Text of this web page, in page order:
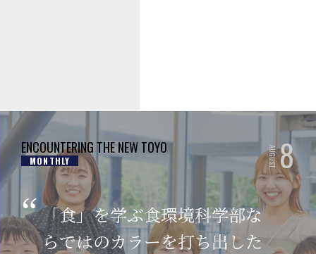
ENCOUNTERING THE NEW TOYO
MONTHLY AUGUST8
「食」を学ぶ食環境科学部な
らではのカラーを打ち出した